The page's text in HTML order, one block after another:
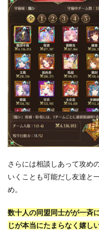
さらには相談しあって攻め
いくことも可能だし友達と
め。
数十人の同盟同士がが一斉
じが本当にたまらなく嬉し